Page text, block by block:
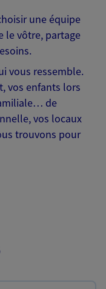
une équipe
le vôtre, partage
vous ressemble.
vos enfants lors
de
vos locaux
trouvons pour